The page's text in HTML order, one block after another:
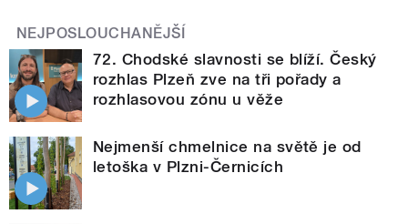
NEJPOSLOUCHANĚJŠÍ
72. Chodské slavnosti se blíží. Český
rozhlas Plzeň zve na tři pořady a
rozhlasovou zónu u věže
Nejmenší chmelnice na světě je od
letoška v Plzni-Černicích